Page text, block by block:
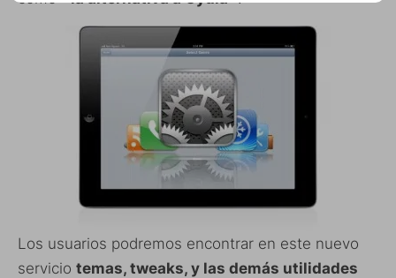
Los usuarios podremos encontrar en este nuevo
servicio temas, tweaks, y las demás utilidades